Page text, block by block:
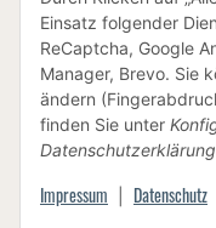
Einsatz folgender
ReCaptcha, Google
Manager, Brevo. Sie
ändern
finden Sie unter
Datenschutzerklärung
Impressum Datenschutz
BEWUSSTE